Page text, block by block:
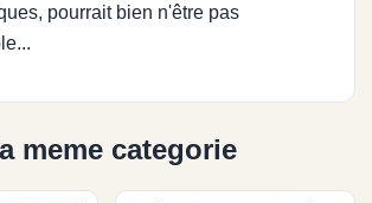
pourrait bien n'être pas
meme categorie